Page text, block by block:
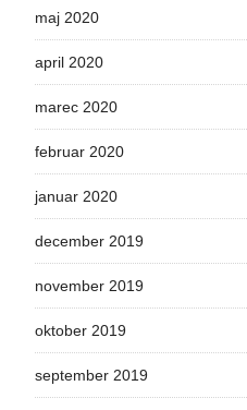
maj 2020
april 2020
marec 2020
februar 2020
januar 2020
december 2019
november 2019
oktober 2019
september 2019